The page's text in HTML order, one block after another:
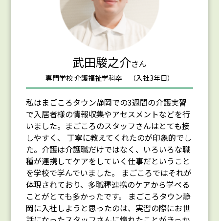
武田駿之介さん
専門学校 介護福祉学科卒 （入社3年目）
私はまごころタウン静岡での3週間の介護実習
で入居者様の情報収集やアセスメントなどを行
いました。まごころのスタッフさんはとても接
しやすく、 丁寧に教えてくれたのが印象的でし
た。介護は介護職だけではなく、いろいろな職
種が連携してケアをしていく仕事だということ
を学校で学んでいました。 まごころではそれが
体現されており、多職種連携のケアから学べる
ことがとても多かったです。 まごころタウン静
岡に入社しようと思ったのは、実習の際にお世